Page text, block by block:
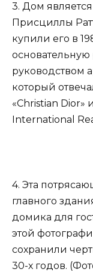
3. Дом
Присциллы
купили его в
руководством
который
«Christian Dior»
International
4. Эта
главного
домика для
этой
сохранили
30-х годов.